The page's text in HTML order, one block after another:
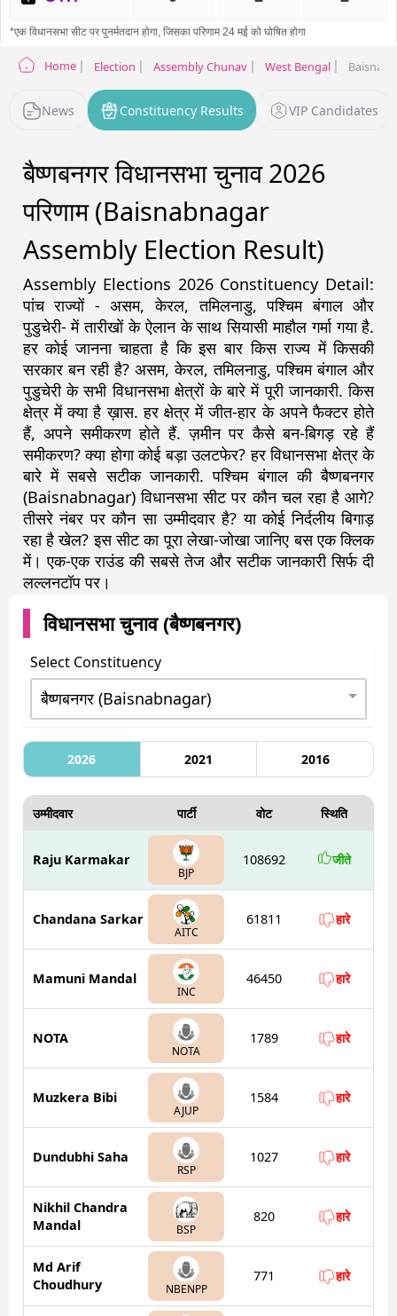
Home Election Assembly Chunav West Bengal
News Constituency Results VIP Candidates
बैष्णबनगर विधानसभा चुनाव 2026
परिणाम (Baisnabnagar
Assembly Election Result)
Assembly Elections 2026 Constituency Detail:
पांच राज्यों - असम, केरल, तमिलनाडु, पश्चिम बंगाल और
पुडुचेरी- में तारीखों के ऐलान के साथ सियासी माहौल गर्मा गया है.
हर कोई जानना चाहता है कि इस बार किस राज्य में किसकी
सरकार बन रही है? असम, केरल, तमिलनाडु, पश्चिम बंगाल और
पुडुचेरी के सभी विधानसभा क्षेत्रों के बारे में पूरी जानकारी. किस
क्षेत्र में क्या है ख़ास. हर क्षेत्र में जीत-हार के अपने फैक्टर होते
हैं, अपने समीकरण होते हैं. ज़मीन पर कैसे बन-बिगड़ रहे हैं
समीकरण? क्या होगा कोई बड़ा उलटफेर? हर विधानसभा क्षेत्र के
बारे में सबसे सटीक जानकारी. पश्चिम बंगाल की बैष्णबनगर
(Baisnabnagar) विधानसभा सीट पर कौन चल रहा है आगे?
तीसरे नंबर पर कौन सा उम्मीदवार है? या कोई निर्दलीय बिगाड़
रहा है खेल? इस सीट का पूरा लेखा-जोखा जानिए बस एक क्लिक
में। एक-एक राउंड की सबसे तेज और सटीक जानकारी सिर्फ दी
लल्लनटॉप पर।
विधानसभा चुनाव (बैष्णबनगर)
Select Constituency
2026 2021 2016
उम्मीदवार पार्टी वोट स्थिति
Raju Karmakar
BJP
108692 जीते
Chandana Sarkar
AITC
61811 हारे
Mamuni Mandal
INC
46450 हारे
NOTA
NOTA
1789 हारे
Muzkera Bibi
AJUP
1584 हारे
Dundubhi Saha
RSP
1027 हारे
Nikhil Chandra
Mandal
BSP
820 हारे
Md Arif
Choudhury
NBENPP
771 हारे